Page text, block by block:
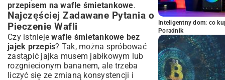
przepisem na wafle śmietankowe.
Najczęściej Zadawane Pytania o
Pieczenie Wafli
Czy istniejewafle śmietankowe bez
jajek przepis? Tak, można spróbować
zastąpić jajka musem jabłkowym lub
rozgniecionym bananem, ale trzeba
liczyć się ze zmianą konsystencji i
Inteligentny dom: co
Poradnik